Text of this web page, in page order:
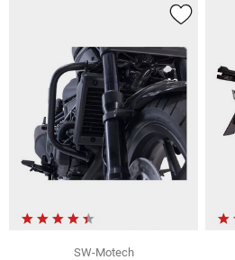
SW-Motech